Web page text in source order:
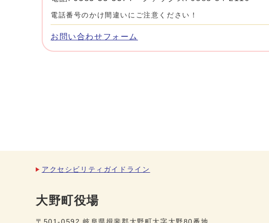
電話番号のかけ間違いにご注意ください！
お問い合わせフォーム
アクセシビリティガイドライン
大野町役場